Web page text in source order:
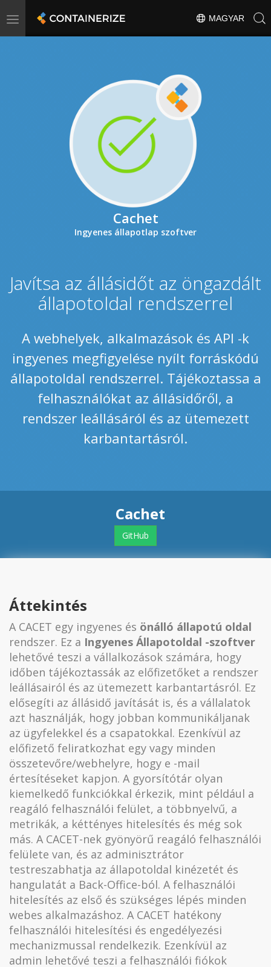
Toggle
MAGYAR
Cachet
Ingyenes állapotlap szoftver
Javítsa az állásidőt az öngazdált
állapotoldal rendszerrel
A webhelyek, alkalmazások és API -k
ingyenes megfigyelése nyílt forráskódú
állapotoldal rendszerrel. Tájékoztassa a
felhasználókat az állásidőről, a
rendszer leállásáról és az ütemezett
karbantartásról.
Cachet
GitHub
Áttekintés
A CACET egy ingyenes és önálló állapotú oldal
rendszer. Ez a Ingyenes Állapotoldal -szoftver
lehetővé teszi a vállalkozások számára, hogy
időben tájékoztassák az előfizetőket a rendszer
leállásairól és az ütemezett karbantartásról. Ez
elősegíti az állásidő javítását is, és a vállalatok
azt használják, hogy jobban kommunikáljanak
az ügyfelekkel és a csapatokkal. Ezenkívül az
előfizető feliratkozhat egy vagy minden
összetevőre/webhelyre, hogy e -mail
értesítéseket kapjon. A gyorsítótár olyan
kiemelkedő funkciókkal érkezik, mint például a
reagáló felhasználói felület, a többnyelvű, a
metrikák, a kéttényes hitelesítés és még sok
más. A CACET-nek gyönyörű reagáló felhasználói
felülete van, és az adminisztrátor
testreszabhatja az állapotoldal kinézetét és
hangulatát a Back-Office-ból. A felhasználói
hitelesítés az első és szükséges lépés minden
webes alkalmazáshoz. A CACET hatékony
felhasználói hitelesítési és engedélyezési
mechanizmussal rendelkezik. Ezenkívül az
admin lehetővé teszi a felhasználói fiókok